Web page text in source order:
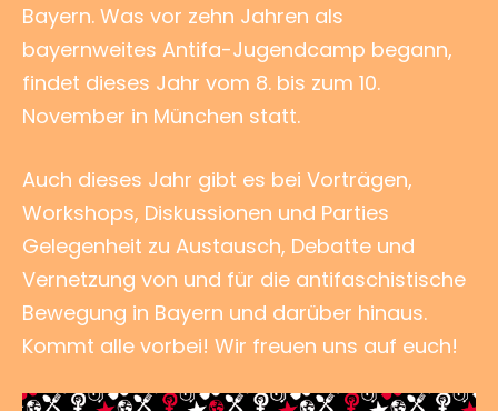
Bayern. Was vor zehn Jahren als
bayernweites Antifa-Jugendcamp begann,
findet dieses Jahr vom 8. bis zum 10.
November in München statt.
Auch dieses Jahr gibt es bei Vorträgen,
Workshops, Diskussionen und Parties
Gelegenheit zu Austausch, Debatte und
Vernetzung von und für die antifaschistische
Bewegung in Bayern und darüber hinaus.
Kommt alle vorbei! Wir freuen uns auf euch!